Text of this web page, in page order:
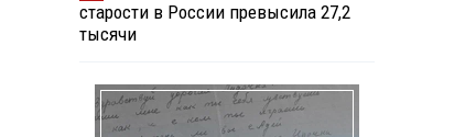
старости в России превысила 27,2
тысячи